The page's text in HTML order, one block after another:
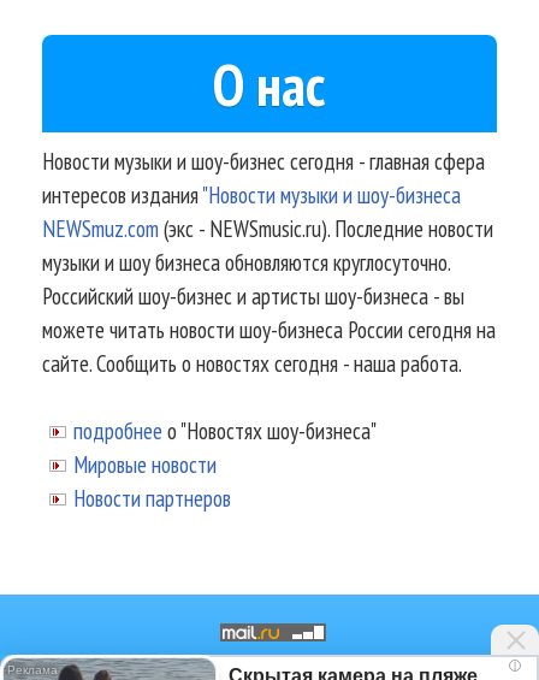
О нас
Новости музыки и шоу-бизнес сегодня - главная сфера
интересов издания"Новости музыки и шоу-бизнеса
NEWSmuz.com(экс - NEWSmusic.ru). Последние новости
музыки и шоу бизнеса обновляются круглосуточно.
Российский шоу-бизнес и артисты шоу-бизнеса - вы
можете читать новости шоу-бизнеса России сегодня на
сайте. Сообщить о новостях сегодня - наша работа.
подробнее о "Новостях шоу-бизнеса"
Мировые новости
Новости партнеров
© 2002-2026.Информационное i